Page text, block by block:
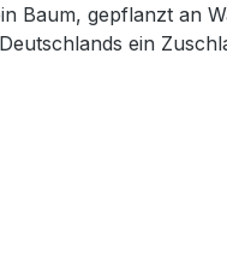
Baum, gepflanzt an
ein